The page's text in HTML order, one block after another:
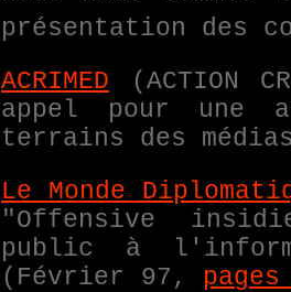
présentation des
ACRIMED (ACTION
appel pour une
terrains des
Le Monde
"Offensive
public à
(Février 97,